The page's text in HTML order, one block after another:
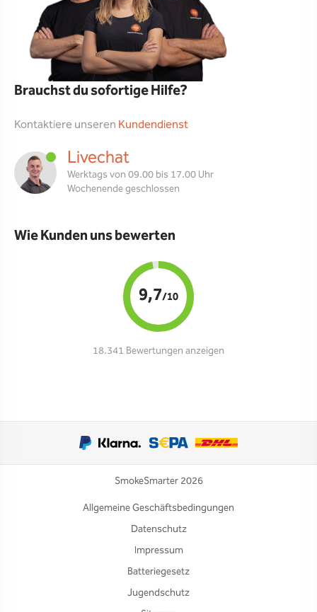
Brauchst du sofortige Hilfe?
Kontaktiere unseren Kundendienst
Livechat
Werktags von 09.00 bis 17.00 Uhr
Wochenende geschlossen
Wie Kunden uns bewerten
9,7/10
18.341 Bewertungen anzeigen
SmokeSmarter 2026
Allgemeine Geschäftsbedingungen
Datenschutz
Impressum
Batteriegesetz
Jugendschutz